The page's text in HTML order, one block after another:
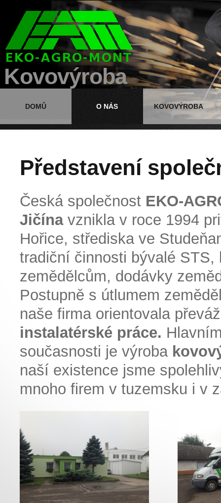
Kovovýroba
DOMŮ O NÁS KOVOVÝROBA
Představení
Česká společnost EKO-
Jičínavznikla v roce 1994
Hořice, střediska ve
tradiční činnosti bývalé
zemědělcům, dodávky
Postupně s útlumem
naše firma orientovala
instalatérské práce.
současnosti je výroba
naší existence jsme
mnoho firem v tuzemsku i v